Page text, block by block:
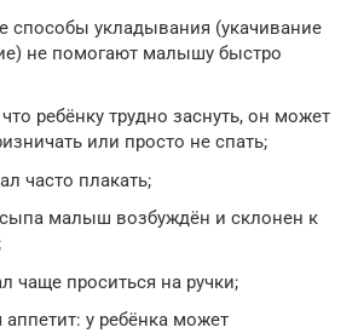
способы укладывания (укачивание
не помогают малышу быстро
что ребёнку трудно заснуть, он может
или просто не спать;
часто плакать;
малыш возбуждён и склонен к
чаще проситься на ручки;
у ребёнка может